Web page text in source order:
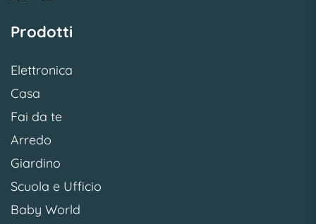
Prodotti
Elettronica
Casa
Fai da te
Arredo
Giardino
Scuola e Ufficio
Baby World